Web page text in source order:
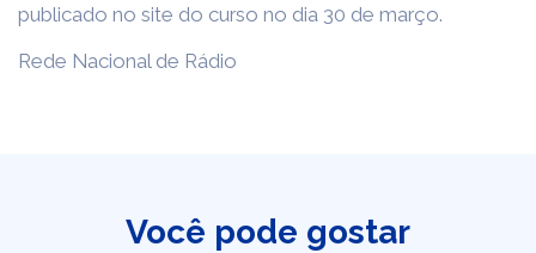
publicado no site do curso no dia 30 de março.
Rede Nacional de Rádio
Você pode gostar